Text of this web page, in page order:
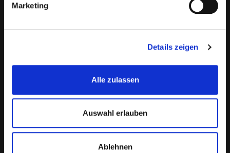
Marketing
Details zeigen
Alle zulassen
Auswahl erlauben
Ablehnen
Our Team